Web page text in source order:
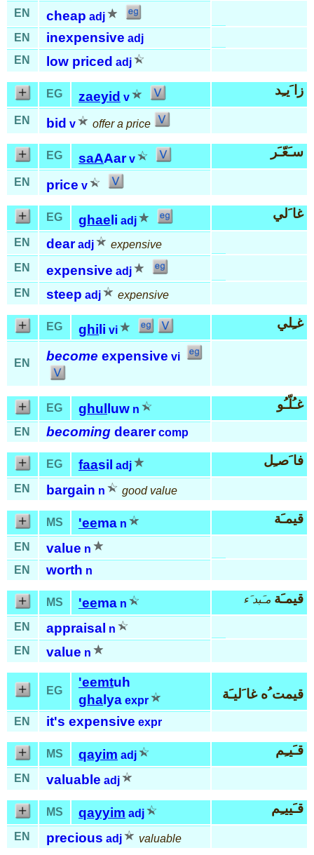
EN cheap adj
EN
inexpensive adj
EN
low priced adj
EG zaeyid v زا َيـِد
EN bid v offer a price
EG saAAar v سـَعّـَر
EN price v
EG ghae li adj غا َلي
EN dear adj
expensive
EN
expensive adj
EN
steep adj expensive
EG ghi li vi غـِلي
EN become expensive vi
EG ghul luw n غـُلّـُو
EN becoming dearer comp
EG faasil adj فا َصـِل
EN bargain n good value
MS 'eema n قيمـَة
EN value n
EN
worth n
MS 'eema n قيمـَة مـَبد َء
EN appraisal n
EN
value n
EG
'eemtuh
gha lya expr قيمت ُه غا َليـَة
EN it's expensive expr
MS qayim adj قـَيـِم
EN valuable adj
MS qayyim adj قـَييـِم
EN precious adj valuable